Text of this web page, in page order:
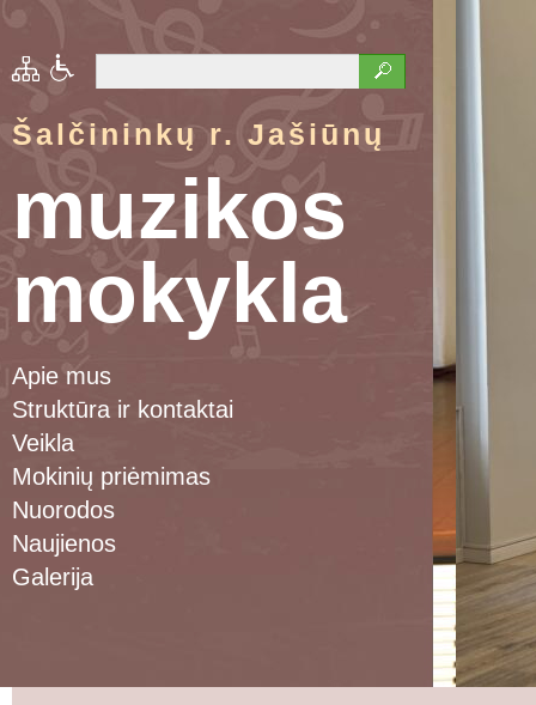
Šalčininkų r. Jašiūnų
muzikos
mokykla
Apie mus
Struktūra ir kontaktai
Veikla
Mokinių priėmimas
Nuorodos
Naujienos
Galerija